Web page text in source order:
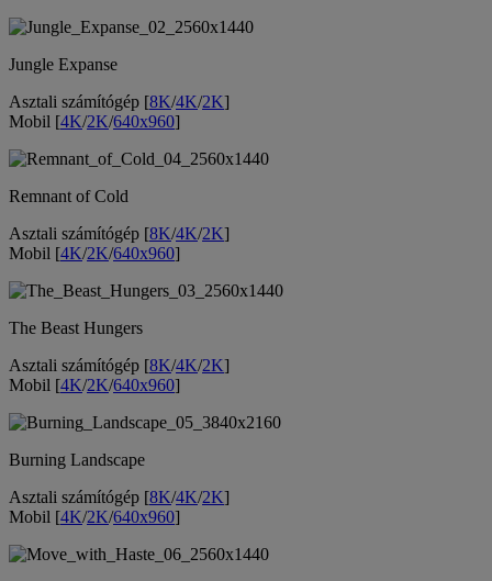
Jungle Expanse
Asztali számítógép [8K/4K/2K]
Mobil [4K/2K/640x960]
Remnant of Cold
Asztali számítógép [8K/4K/2K]
Mobil [4K/2K/640x960]
The Beast Hungers
Asztali számítógép [8K/4K/2K]
Mobil [4K/2K/640x960]
Burning Landscape
Asztali számítógép [8K/4K/2K]
Mobil [4K/2K/640x960]